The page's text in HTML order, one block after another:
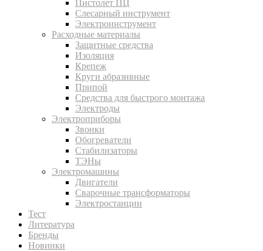
Пистолет ПЦ
Слесарный инструмент
Электроинструмент
Расходные материалы
Защитные средства
Изоляция
Крепеж
Круги абразивные
Припой
Средства для быстрого монтажа
Электроды
Электроприборы
Звонки
Обогреватели
Стабилизаторы
ТЭНы
Электромашины
Двигатели
Сварочные трансформаторы
Электростанции
Тест
Литература
Бренды
Новинки